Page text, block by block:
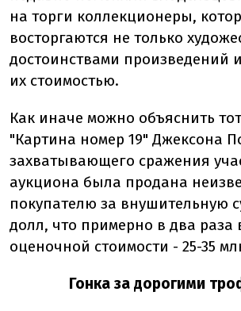
на торги коллекционеры,
восторгаются не только
достоинствами произведений
их стоимостью.
Как иначе можно объяснить
"Картина номер 19" Джексона
захватывающего сражения
аукциона была продана
покупателю за внушительную
долл, что примерно в два раза
оценочной стоимости - 25-35
Гонка за дорогими